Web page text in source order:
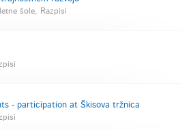
šole, Razpisi
- participation at Škisova tržnica